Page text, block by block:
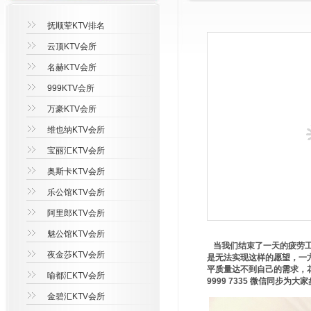
抚顺荤KTV排名
云顶KTV会所
名赫KTV会所
999KTV会所
万豪KTV会所
维也纳KTV会所
宝丽汇KTV会所
奥斯卡KTV会所
乐公馆KTV会所
阿里郎KTV会所
魅公馆KTV会所
夜金莎KTV会所
喻都汇KTV会所
金碧汇KTV会所
当我们结束了一天的疲劳
是无法实现这样的愿望，一
平质量达不到自己的需求
9999 7335 微信同步为大